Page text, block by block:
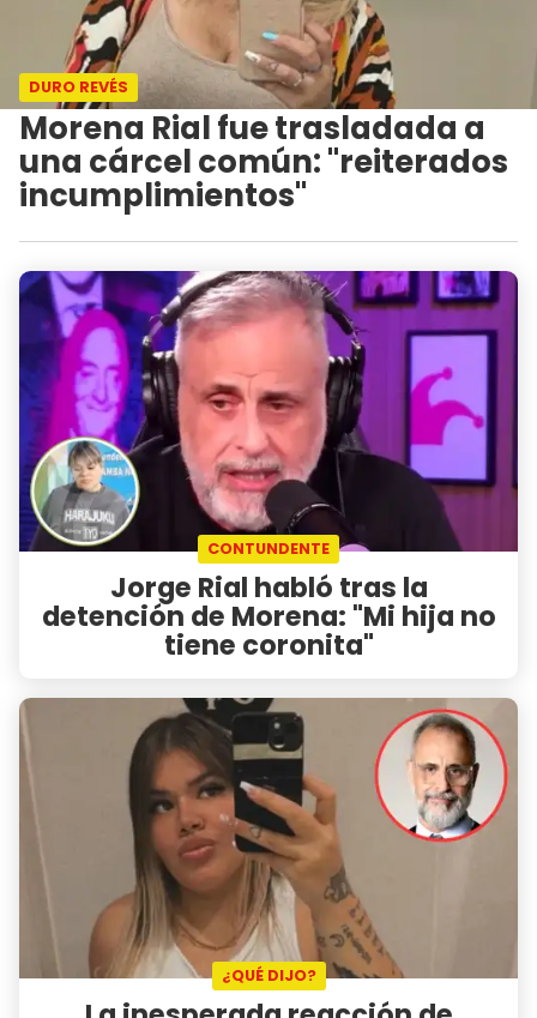
DURO REVÉS
Morena Rial fue trasladada a
una cárcel común: "reiterados
incumplimientos"
CONTUNDENTE
Jorge Rial habló tras la
detención de Morena: "Mi hija no
tiene coronita"
¿QUÉ DIJO?